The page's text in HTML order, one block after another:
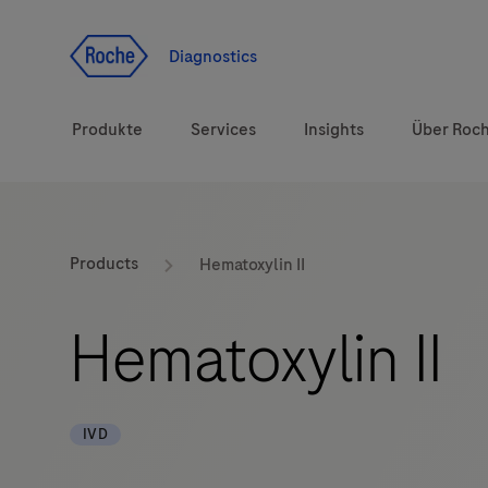
Diagnostics
Produkte
Diagnostiklösungen
Marken
Services Insights Über
Products Hematoxylin II
Hematoxylin II
IVD